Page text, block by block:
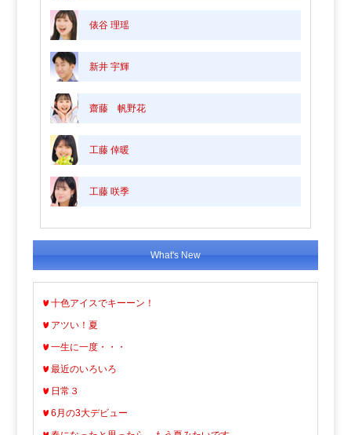
俵谷 理瑶
新井 宇輝
齋藤 帆野花
工藤 倖暖
工藤 咲季
What's New
十色アイスでキーーン！
アツい！夏
一生に一度・・・
最近のいろいろ
日常３
6月の3大デビュー